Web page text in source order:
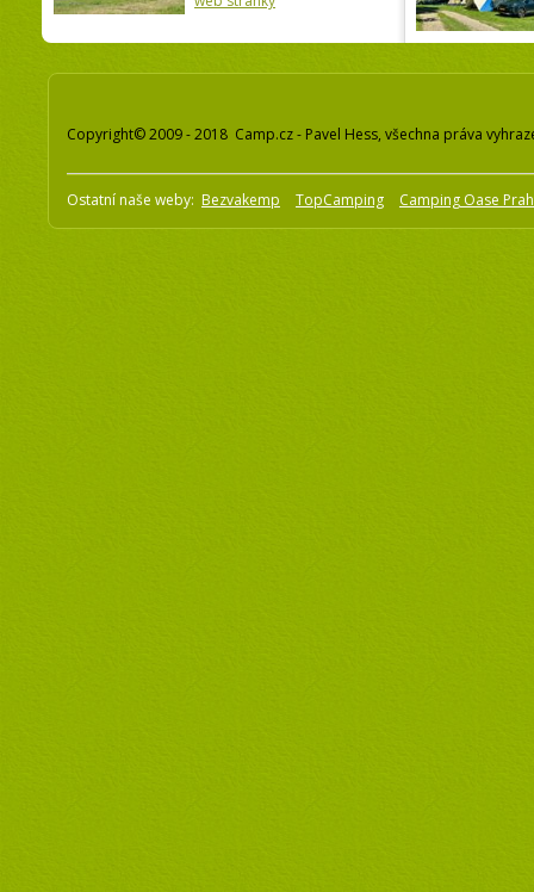
Copyright© 2009 - 2018 Camp.cz - Pavel Hess, všechna práva
Ostatní naše weby: Bezvakemp TopCamping Camping Oase